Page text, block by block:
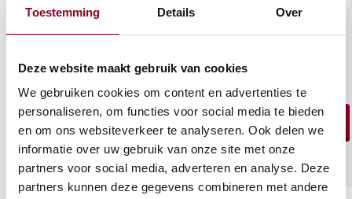
Toestemming Details Over
Deze website maakt gebruik van cookies
We gebruiken cookies om content en advertenties te
personaliseren, om functies voor social media te bieden
en om ons websiteverkeer te analyseren. Ook delen we
informatie over uw gebruik van onze site met onze
partners voor social media, adverteren en analyse. Deze
partners kunnen deze gegevens combineren met andere
Gebaks-/cocktailvork
€0,20
(excl. btw)
IN WINKELWAGEN
Meer info
€0,25
IN WINKELWAGEN
Meer info